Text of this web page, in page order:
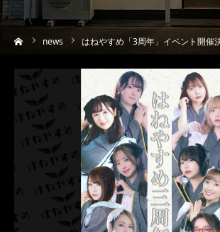
news はねやすめ「3周年」イベント開催